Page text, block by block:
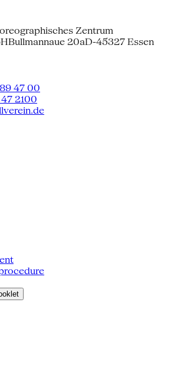
Zentrum
Bullmannaue 20aD-45327 Essen
47 00
2100